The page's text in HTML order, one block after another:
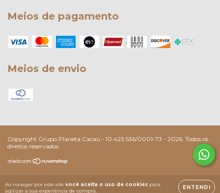
Ao navegar por este site você aceita o uso de cookies para
agilizar a sua experiência de compra.
ENTENDI
Meios de pagamento
Meios de envio
Copyright Grupo Planeta Cacau - 10.423.536/0001-73 - 2026. Todos os
direitos reservados.